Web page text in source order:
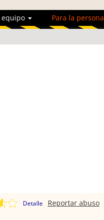
equipo Para la persona
Detalle Reportar abuso